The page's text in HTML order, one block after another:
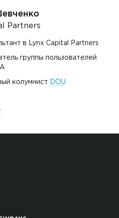
Partners
в Lynx Capital Partners
группы пользователей
колумнист DOU